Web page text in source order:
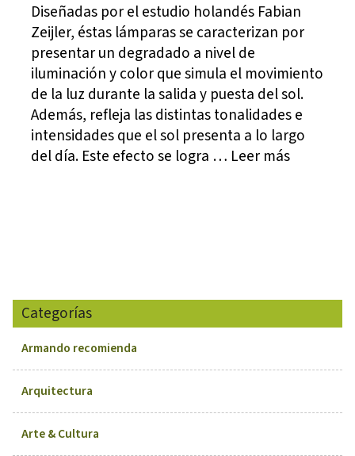
Diseñadas por el estudio holandés Fabian
Zeijler, éstas lámparas se caracterizan por
presentar un degradado a nivel de
iluminación y color que simula el movimiento
de la luz durante la salida y puesta del sol.
Además, refleja las distintas tonalidades e
intensidades que el sol presenta a lo largo
del día. Este efecto se logra … Leer más
Categorías
Armando recomienda
Arquitectura
Arte & Cultura